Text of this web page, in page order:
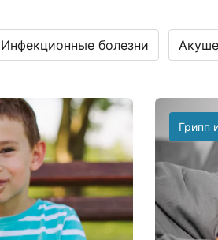
Инфекционные болезни
Грипп